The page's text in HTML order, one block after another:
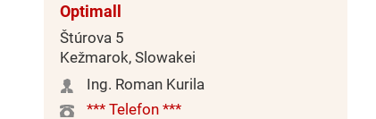
Optimall
Štúrova 5
Kežmarok, Slowakei
Ing. Roman Kurila
*** Telefon ***